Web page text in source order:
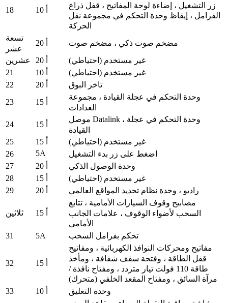
18
زر التشغيل ، إضاءة لوحة المفاتيح ، قفل ذراع
الفرامل ، إيقاظ وحدة التحكم في مجموعة نقل
الحركة
تسعة
عشر
مضخم صوت ذكي ، مضخم صوت
عشرين
غير مستخدم (احتياطي)
21
غير مستخدم (احتياطي)
22
تاخر البوق
23
وحدة التحكم في عجلة القيادة ، مجموعة
العدادات
24
موصل Datalink ، وحدة التحكم في عجلة
القيادة
25
غير مستخدم (احتياطي)
26
5A
اضغط على زر بدء التشغيل
27
وحدة الوصول الذكي
28
غير مستخدم (احتياطي)
29
راديو ، وحدة نظام تحديد المواقع العالمي
ثلاثين
مصابيح وقوف السيارات الأمامية ، تتابع
السحب لأضواء الوقوف ، علامات الجانب
الأمامي
31
5A تحكم بفرامل السحب
32
مفاتيح ومحركات النوافذ الكهربائية ، ومفاتيح
قفل الطاقة ، وفتحة سقف شفافة ، ومأخذ
طاقة 110 فولت تيار متردد ، ومفتاح نافذة /
مرآة السائق ، ومفتاح المقعد الخلفي (متحرك)
33
وحدة التعليق